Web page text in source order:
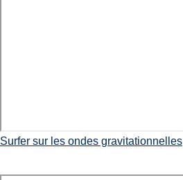
Surfer sur les ondes gravitationnelles